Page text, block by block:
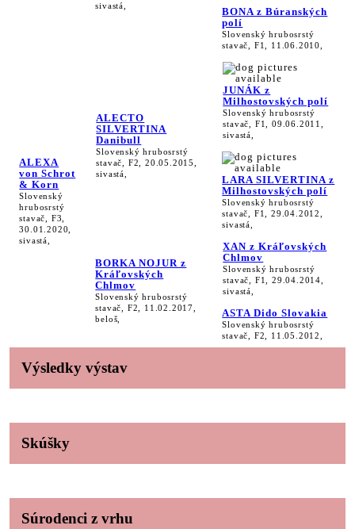
sivastá,
BONA z Búranských
polí
Slovenský hrubosrstý
stavač, F1, 11.06.2010,
ALEXA
von Schrot
& Korn
Slovenský
hrubosrstý
stavač, F3,
30.01.2020,
sivastá,
ALECTO
SILVERTINA
Danibull
Slovenský hrubosrstý
stavač, F2, 20.05.2015,
sivastá,
JUNÁK z
Milhostovských polí
Slovenský hrubosrstý
stavač, F1, 09.06.2011,
sivastá,
LARA SILVERTINA z
Milhostovských polí
Slovenský hrubosrstý
stavač, F1, 29.04.2012,
sivastá,
BORKA NOJUR z
Kráľovských
Chlmov
Slovenský hrubosrstý
stavač, F2, 11.02.2017,
beloš,
XAN z Kráľovských
Chlmov
Slovenský hrubosrstý
stavač, F1, 29.04.2014,
sivastá,
ASTA Dido Slovakia
Slovenský hrubosrstý
stavač, F2, 11.05.2012,
Výsledky výstav
Skúšky
Súrodenci z vrhu